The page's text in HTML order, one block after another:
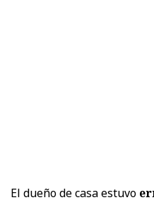
El dueño de casa estuvo